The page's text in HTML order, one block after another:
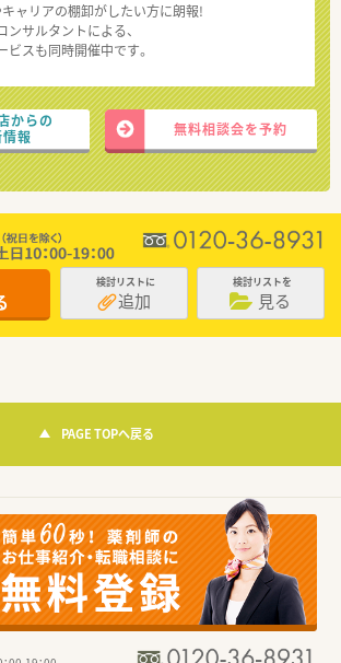
キャリアの棚卸がしたい方に朗報!
サルタントによる、
ビスも同時開催中です。
からの
報
無料相談会を予約
検討リストに
追加
検討リストを
見る
PAGE TOPへ戻る